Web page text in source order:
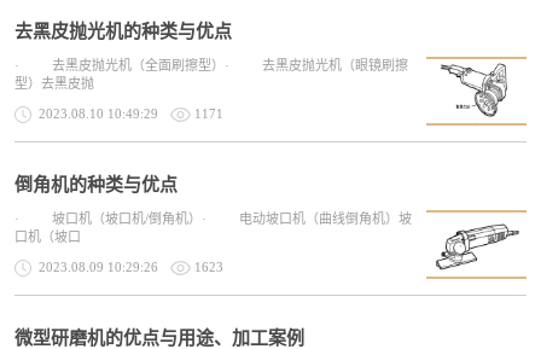
去黑皮抛光机的种类与优点
· 去黑皮抛光机（全面刷擦型）· 去黑皮抛光机（眼镜刷擦
型）去黑皮抛
2023.08.10 10:49:29 1171
倒角机的种类与优点
· 坡口机（坡口机/倒角机）· 电动坡口机（曲线倒角机）坡
口机（坡口
2023.08.09 10:29:26 1623
微型研磨机的优点与用途、加工案例